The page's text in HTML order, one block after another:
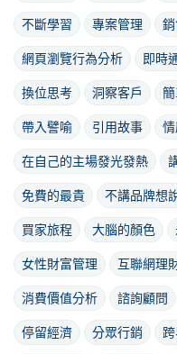
不斷學習
專案管理
網頁瀏覽行為分析
即時
換位思考
洞察客戶
帶入譬喻
引用故事
在自己的主場發光發熱
免費的最貴
不講品牌想
買家旅程
大腦的顏色
女性財富管理
互聯網理
消費價值分析
諮詢顧問
停留經濟
分眾行銷